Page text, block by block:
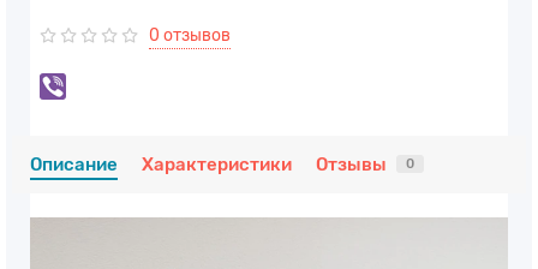
0 отзывов
Описание Характеристики Отзывы 0